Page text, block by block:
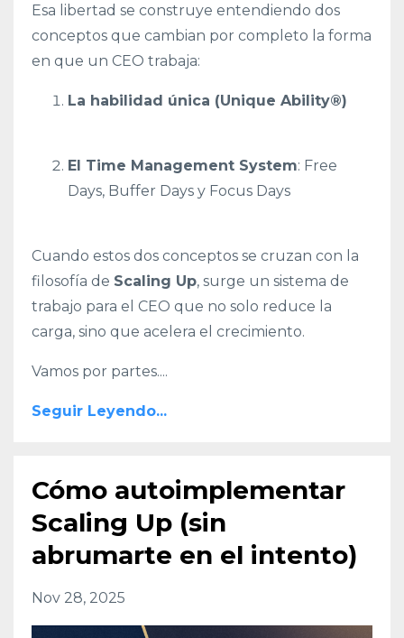
Esa libertad se construye entendiendo dos
conceptos que cambian por completo la forma
en que un CEO trabaja:
La habilidad única (Unique Ability®)
El Time Management System: Free
Days, Buffer Days y Focus Days
Cuando estos dos conceptos se cruzan con la
filosofía de Scaling Up, surge un sistema de
trabajo para el CEO que no solo reduce la
carga, sino que acelera el crecimiento.
Vamos por partes....
Seguir Leyendo...
Cómo autoimplementar
Scaling Up (sin
abrumarte en el intento)
Nov 28, 2025